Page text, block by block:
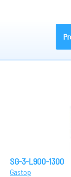
SG-3-L900-1300
Gastop